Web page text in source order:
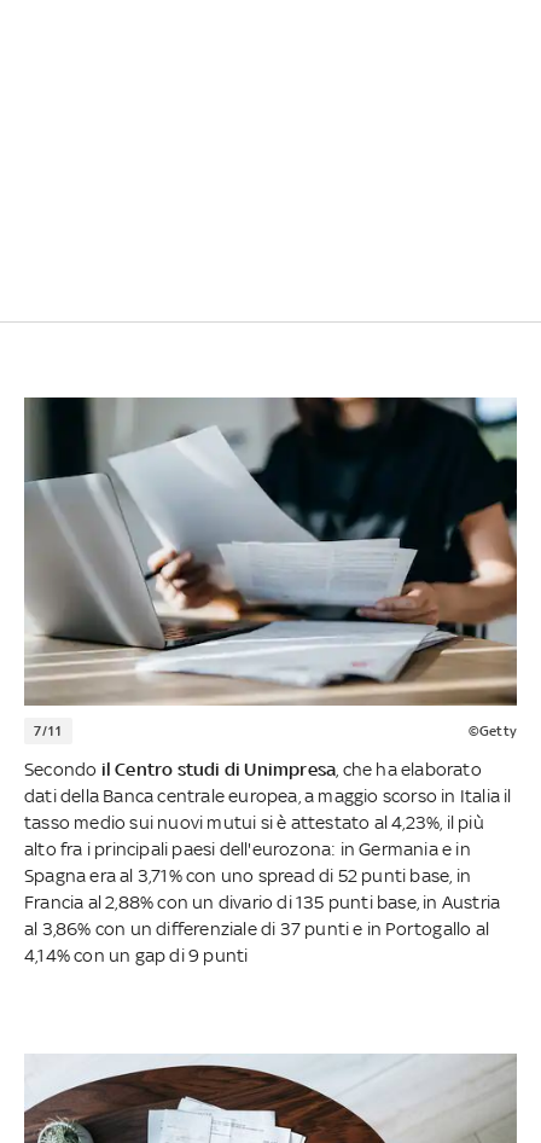
7/11 ©Getty
Secondo il Centro studi di Unimpresa , che ha elaborato
dati della Banca centrale europea, a maggio scorso in Italia il
tasso medio sui nuovi mutui si è attestato al 4,23%, il più
alto fra i principali paesi dell'eurozona: in Germania e in
Spagna era al 3,71% con uno spread di 52 punti base, in
Francia al 2,88% con un divario di 135 punti base, in Austria
al 3,86% con un differenziale di 37 punti e in Portogallo al
4,14% con un gap di 9 punti